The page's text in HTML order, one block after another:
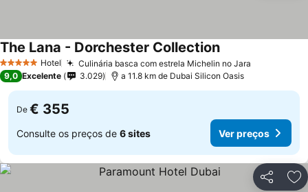
5 Estrelas Hotel Culinária basca com estrela Michelin no Jara
The Lana - Dorchester CollectionVer preços
9,0 Excelente 3.029 a 11.8 km de Dubai Silicon Oasis
De € 355
Consulte os preços de 6 sites Ver preços
Partilhar